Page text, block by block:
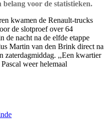
belang voor de statistieken.
kwamen de Renault-trucks
de slotproef over 64
de nacht na de elfde etappe
Martin van den Brink direct na
zaterdagmiddag. ,,Een kwartier
weer helemaal